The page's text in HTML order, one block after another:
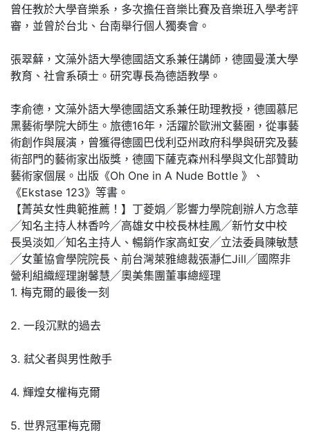
曾任教於大學音樂系，多次擔任音樂比賽及音樂班入學考評
審，並曾於台北、台南舉行個人獨奏會。
張翠蘚，文藻外語大學德國語文系兼任講師，德國曼漢大學
教育、社會系碩士。研究專長為德語教學。
李俞德，文藻外語大學德國語文系兼任助理教授，德國慕尼
黑藝術學院大師生。旅德16年，活躍於歐洲文藝圈，從事藝
術創作與展演，曾獲得德國巴伐利亞州政府科學與研究及藝
術部門的藝術家出版獎，德國下薩克森州科學與文化部贊助
藝術家個展。出版《Oh One in A Nude Bottle 》、
《Ekstase 123》等書。
【菁英女性典範推薦！】丁菱娟╱影響力學院創辦人方念華
╱知名主持人林香吟╱高雄女中校長林桂鳳╱新竹女中校
長 吳淡如╱知名主持人、暢銷作家高虹安╱立法委員陳敏慧
╱女董協會學院院長、前台灣萊雅總裁張瀞仁Jill╱國際非
營利組織經理謝馨慧╱奧美集團董事總經理
1. 梅克爾的最後一刻
2. 一段沉默的過去
3. 弒父者與男性敵手
4. 輝煌女權梅克爾
5. 世界冠軍梅克爾